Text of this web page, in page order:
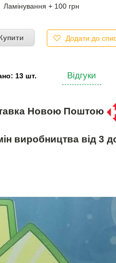
Ламінування + 100 грн
Додати до
13 шт. Відгуки
Новою Поштою
виробництва від 3